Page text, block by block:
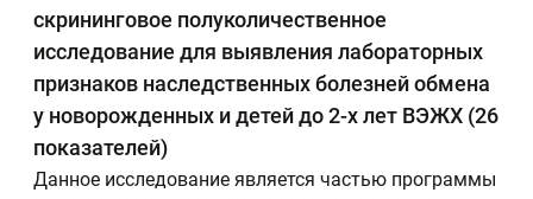
скрининговое полуколичественное
исследование для выявления лабораторных
признаков наследственных болезней обмена
у новорожденных и детей до 2-х лет ВЭЖХ (26
показателей)
Данное исследование является частью программы